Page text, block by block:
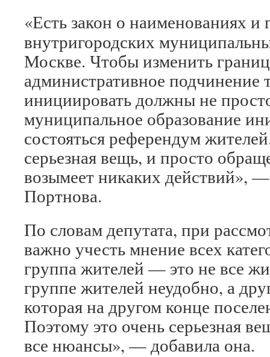
«Есть закон о наименованиях и
внутригородских
Москве. Чтобы изменить
административное подчинение
инициировать должны не
муниципальное образование
состояться референдум
серьезная вещь, и просто
возымеет никаких действий», —
Портнова.
По словам депутата, при
важно учесть мнение всех
группа жителей — это не все
группе жителей неудобно, а
которая на другом конце
Поэтому это очень серьезная
все нюансы», — добавила она.